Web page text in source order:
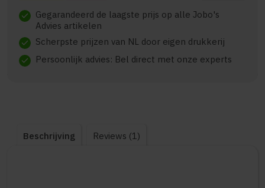
check Gegarandeerd de laagste prijs op alle Jobo's
Advies artikelen
check Scherpste prijzen van NL door eigen drukkerij
check Persoonlijk advies: Bel direct met onze experts
Beschrijving Reviews (1)